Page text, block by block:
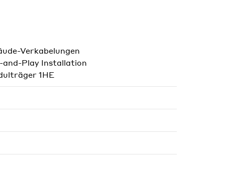
Verkabelungen
Play Installation
1HE